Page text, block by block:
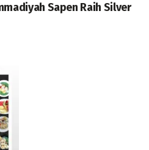
Sapen Raih Silver